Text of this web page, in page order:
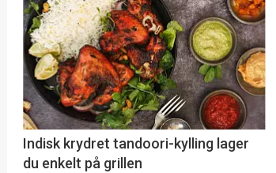
Indisk krydret tandoori-kylling lager
du enkelt på grillen